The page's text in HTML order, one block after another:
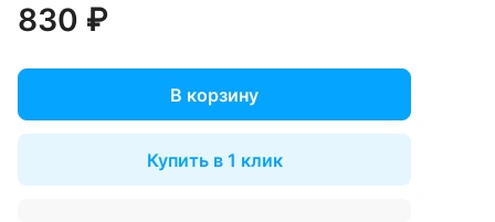
830 ₽
В корзину
Купить в 1 клик